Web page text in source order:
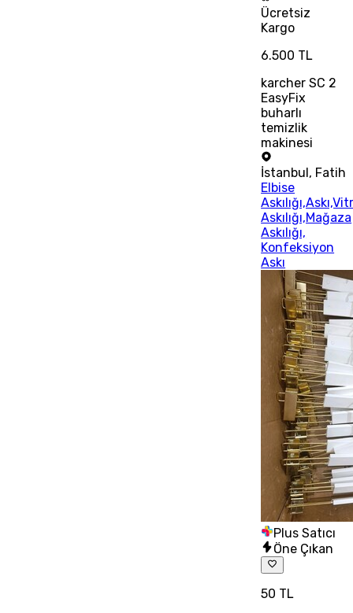
Ücretsiz
Kargo
6.500 TL
karcher SC 2
EasyFix
buharlı
temizlik
makinesi
İstanbul, Fatih
Elbise
Askılığı,Mağaza
Askılığı,
Konfeksiyon
Askı
Plus Satıcı
Öne Çıkan
50 TL